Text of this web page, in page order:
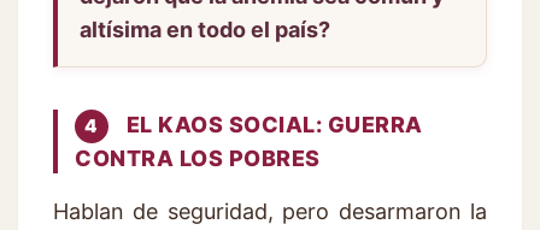
altísima en todo el país?
4
EL KAOS SOCIAL: GUERRA
CONTRA LOS POBRES
Hablan de seguridad, pero desarmaron la